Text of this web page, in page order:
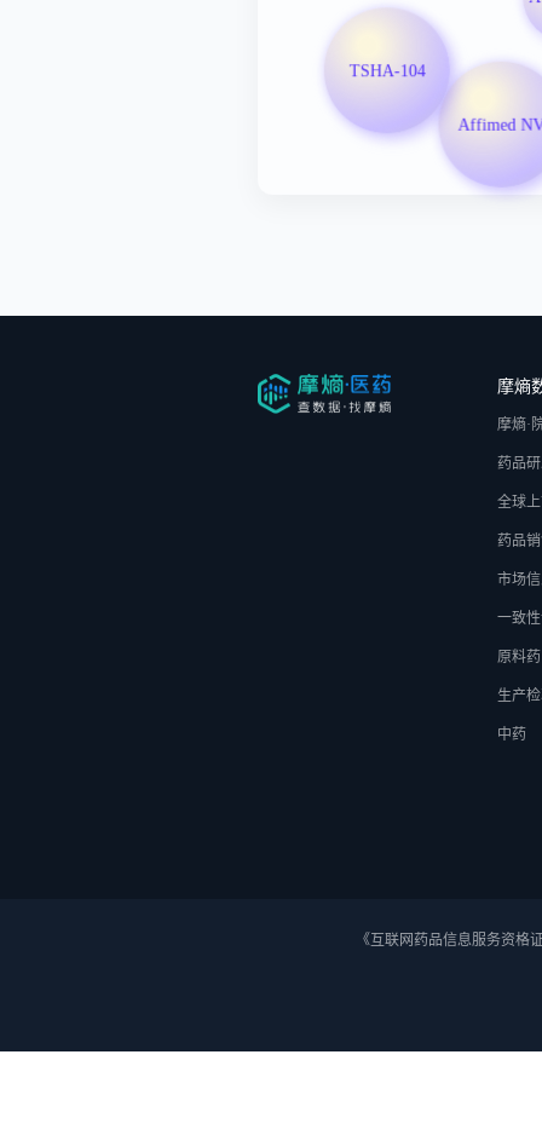
Affimed
TSHA-104
摩熵
摩熵·
药品
全球
药品
市场
一致
原料药
生产
中药
《互联网药品信息服务资